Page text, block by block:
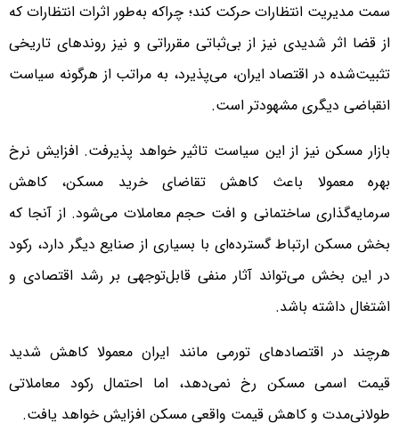
سمت مدیریت انتظارات حرکت کند؛ چراکه به‌طور اثرات انتظارات که
از قضا اثر شدیدی نیز از بی‌ثباتی مقرراتی و نیز روندهای تاریخی
تثبیت‌شده در اقتصاد ایران،‌ می‌پذیرد، به مراتب از هرگونه سیاست
انقباضی دیگری مشهودتر است.
بازار مسکن نیز از این سیاست تاثیر خواهد پذیرفت. افزایش نرخ
بهره معمولا باعث کاهش تقاضای خرید مسکن، کاهش
سرمایه‌گذاری ساختمانی و افت حجم معاملات می‌شود. از آنجا که
بخش مسکن ارتباط گسترده‌ای با بسیاری از صنایع دیگر دارد، رکود
در این بخش می‌تواند آثار منفی قابل‌توجهی بر رشد اقتصادی و
اشتغال داشته باشد.
هرچند در اقتصادهای تورمی مانند ایران معمولا کاهش شدید
قیمت اسمی مسکن رخ نمی‌دهد، اما احتمال رکود معاملاتی
طولانی‌مدت و کاهش قیمت واقعی مسکن افزایش خواهد یافت.